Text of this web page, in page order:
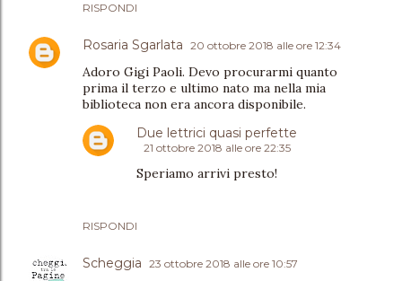
RISPONDI
Rosaria Sgarlata 20 ottobre 2018 alle ore 12:34
Adoro Gigi Paoli. Devo procurarmi quanto
prima il terzo e ultimo nato ma nella mia
biblioteca non era ancora disponibile.
RISPONDI
Due lettrici quasi perfette
21 ottobre 2018 alle ore 22:35
Speriamo arrivi presto!
Scheggia 23 ottobre 2018 alle ore 10:57